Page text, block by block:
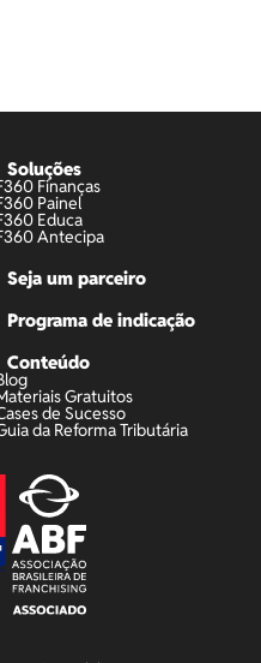
Soluções
Finanças
Painel
Educa
Antecipa
Seja um parceiro
Programa de indicação
Conteúdo
Gratuitos
de Sucesso
da Reforma Tributária